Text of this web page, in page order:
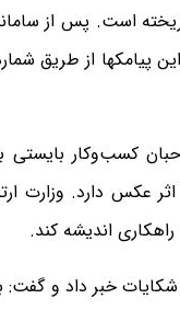
است. پس از
پیامکها از طریق
کسب‌وکار
عکس دارد. وزارت
اندیشه کند.
شکایات خبر داد و گفت: